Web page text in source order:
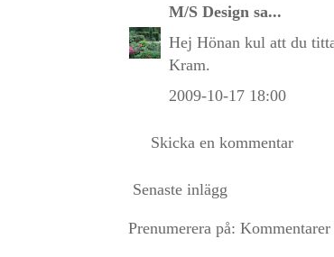
M/S Design sa...
Hej Hönan kul att du
Kram.
2009-10-17 18:00
Skicka en kommentar
Senaste inlägg
Prenumerera på: